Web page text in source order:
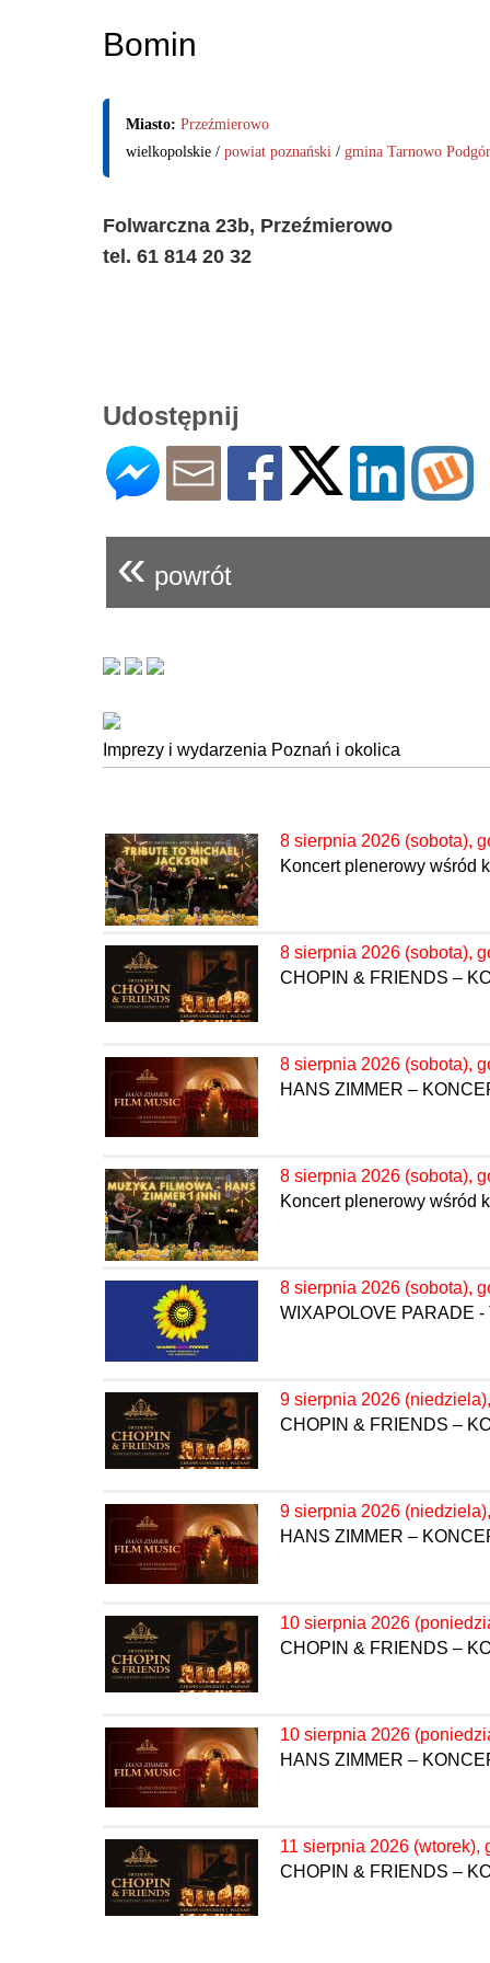
Bomin
Miasto: Przeźmierowo
wielkopolskie / powiat poznański / gmina Tarnowo
Folwarczna 23b, Przeźmierowo
tel. 61 814 20 32
Udostępnij
« powrót
Imprezy i wydarzenia Poznań i okolica
8 sierpnia 2026 (sobota),
Koncert plenerowy wśród
8 sierpnia 2026 (sobota),
CHOPIN & FRIENDS –
8 sierpnia 2026 (sobota),
HANS ZIMMER –
8 sierpnia 2026 (sobota),
Koncert plenerowy wśród
8 sierpnia 2026 (sobota),
WIXAPOLOVE PARADE -
9 sierpnia 2026
CHOPIN & FRIENDS –
9 sierpnia 2026
HANS ZIMMER –
10 sierpnia 2026
CHOPIN & FRIENDS –
10 sierpnia 2026
HANS ZIMMER –
11 sierpnia 2026 (wtorek),
CHOPIN & FRIENDS –